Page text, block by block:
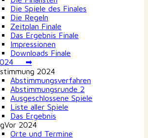
Die Spiele des Finales
Die Regeln
Zeitplan Finale
Das Ergebnis Finale
Impressionen
Downloads Finale
➡
2024
Abstimmungsverfahren
Abstimmungsrunde 2
Ausgeschlossene Spiele
Liste aller Spiele
Das Ergebnis
2024
Orte und Termine